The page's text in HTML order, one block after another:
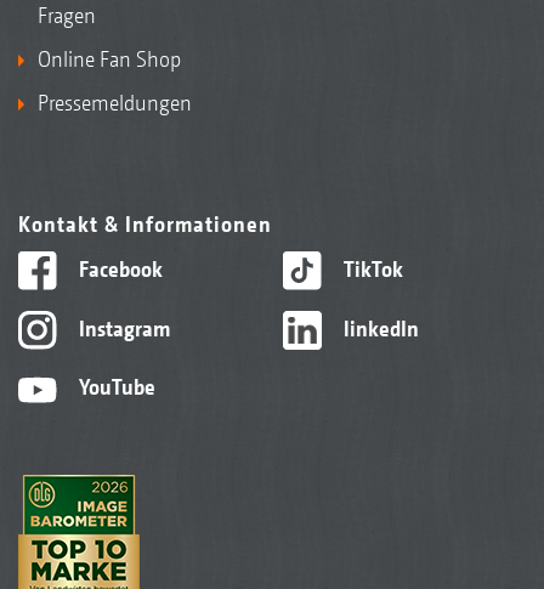
Fragen
Online Fan Shop
Pressemeldungen
Kontakt & Informationen
Facebook
Instagram
YouTube
TikTok
linkedIn